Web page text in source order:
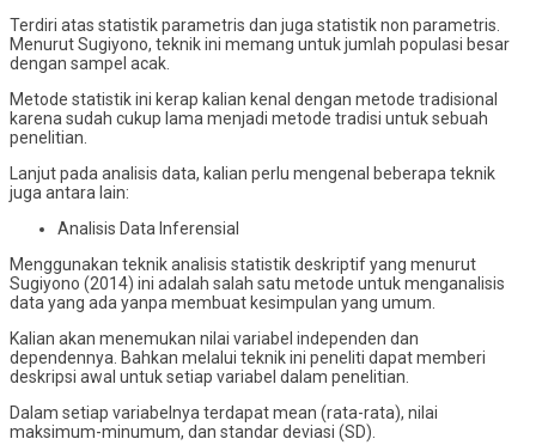
Terdiri atas statistik parametris dan juga statistik non parametris.
Menurut Sugiyono, teknik ini memang untuk jumlah populasi besar
dengan sampel acak.
Metode statistik ini kerap kalian kenal dengan metode tradisional
karena sudah cukup lama menjadi metode tradisi untuk sebuah
penelitian.
Lanjut pada analisis data, kalian perlu mengenal beberapa teknik
juga antara lain:
Analisis Data Inferensial
Menggunakan teknik analisis statistik deskriptif yang menurut
Sugiyono (2014) ini adalah salah satu metode untuk menganalisis
data yang ada yanpa membuat kesimpulan yang umum.
Kalian akan menemukan nilai variabel independen dan
dependennya. Bahkan melalui teknik ini peneliti dapat memberi
deskripsi awal untuk setiap variabel dalam penelitian.
Dalam setiap variabelnya terdapat mean (rata-rata), nilai
maksimum-minumum, dan standar deviasi (SD).